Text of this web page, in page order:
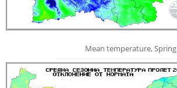
Mean temperature, Spring